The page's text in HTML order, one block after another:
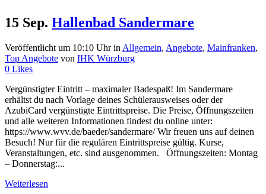
15 Sep. Hallenbad Sandermare
Veröffentlicht um 10:10 Uhrin Allgemein, Angebote, Mainfranken,
Top Angebote von IHK Würzburg
0 Likes
Vergünstigter Eintritt – maximaler Badespaß! Im Sandermare
erhältst du nach Vorlage deines Schülerausweises oder der
AzubiCard vergünstigte Eintrittspreise. Die Preise, Öffnungszeiten
und alle weiteren Informationen findest du online unter:
https://www.wvv.de/baeder/sandermare/ Wir freuen uns auf deinen
Besuch! Nur für die regulären Eintrittspreise gültig. Kurse,
Veranstaltungen, etc. sind ausgenommen. Öffnungszeiten: Montag
– Donnerstag:...
Weiterlesen